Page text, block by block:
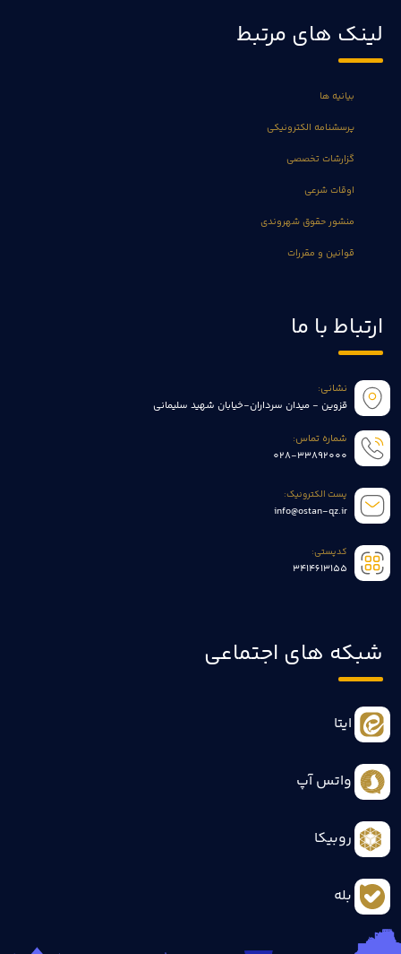
لینک های مرتبط
بیانیه ها
پرسشنامه الکترونیکی
گزارشات تخصصی
اوقات شرعی
منشور حقوق شهروندی
قوانین و مقررات
ارتباط با ما
نشانی:
قزوین - میدان سرداران-خیابان شهید سلیمانی
شماره تماس:
028-33892000
پست الکترونیک:
info@ostan-qz.ir
کدپستی:
3414613155
شبکه های اجتماعی
ایتا
واتس آپ
روبیکا
بله